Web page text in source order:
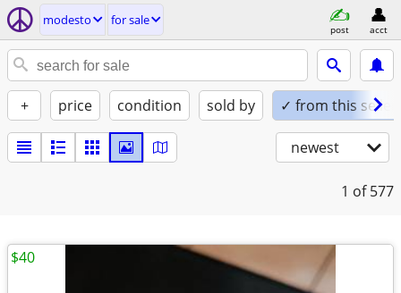
modesto for sale
post acct
+ price condition sold by ✓ from this seller
newest
1 of 577
$40